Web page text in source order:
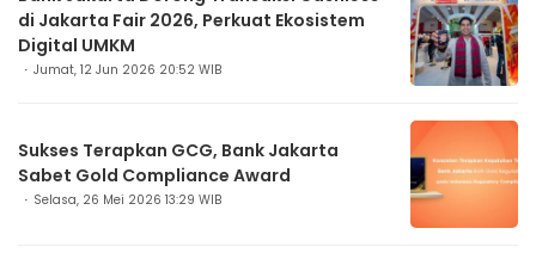
di Jakarta Fair 2026, Perkuat Ekosistem
Digital UMKM
Jumat, 12 Jun 2026 20:52 WIB
Sukses Terapkan GCG, Bank Jakarta
Sabet Gold Compliance Award
Selasa, 26 Mei 2026 13:29 WIB